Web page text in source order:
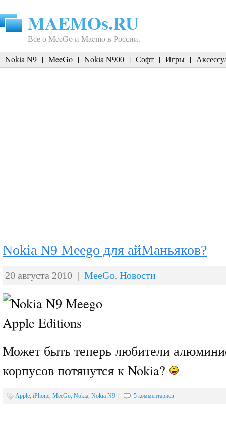
MAEMOs.RU
Все о MeeGo и Maemo в России.
Nokia N9 | MeeGo | Nokia N900 | Софт | Игры |
Nokia N9 Meego для айМаньяков?
20 августа 2010 | MeeGo, Новости
Может быть теперь любители
корпусов потянутся к Nokia?
Apple, iPhone, MeeGo, Nokia, Nokia N9 5 комментариев